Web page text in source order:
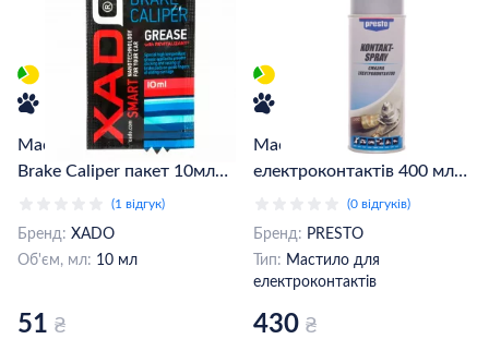
Мастило супортів Xado
Brake Caliper пакет 10мл
(1 відгук)
Бренд: XADO
Об'єм, мл: 10 мл
51 ₴
Мастило PRESTO для
електроконтактів 400 мл
(0 відгуків)
Бренд: PRESTO
Тип: Мастило для
електроконтактів
430 ₴